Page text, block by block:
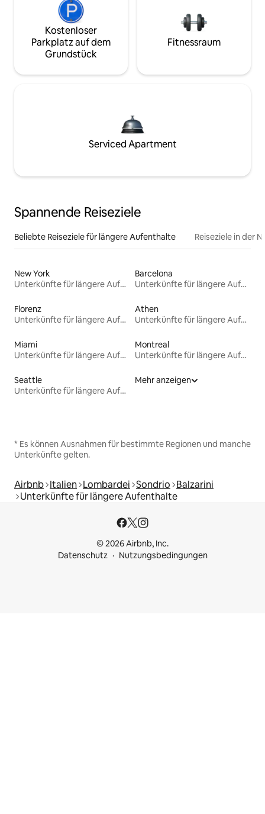
Kostenloser
Parkplatz auf dem
Grundstück
Fitnessraum
Serviced Apartment
Spannende Reiseziele
Beliebte Reiseziele für längere Aufenthalte Reiseziele in der
New York
Unterkünfte für längere Aufenthalte
Barcelona
Unterkünfte für längere Aufenthalte
Florenz
Unterkünfte für längere Aufenthalte
Athen
Unterkünfte für längere Aufenthalte
Miami
Unterkünfte für längere Aufenthalte
Montreal
Unterkünfte für längere Aufenthalte
Seattle
Unterkünfte für längere Aufenthalte
Mehr anzeigen
* Es können Ausnahmen für bestimmte Regionen und manche
Unterkünfte gelten.
Airbnb Italien Lombardei Sondrio Balzarini
Unterkünfte für längere Aufenthalte
© 2026 Airbnb, Inc.
Datenschutz
Nutzungsbedingungen